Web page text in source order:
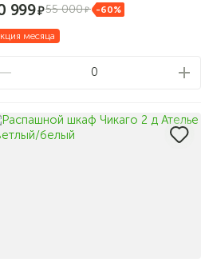
999 55 000 -60%
месяца
0